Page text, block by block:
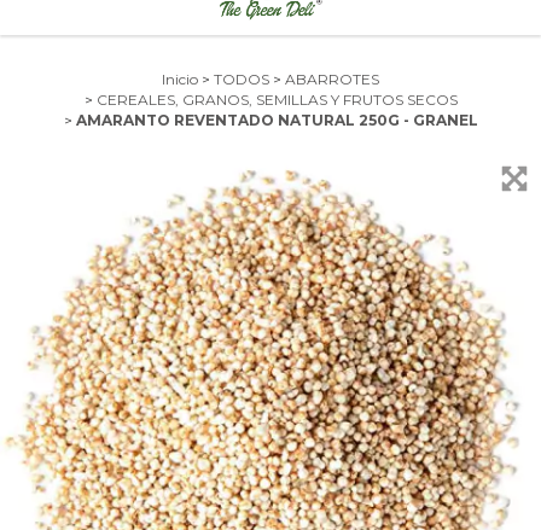
Inicio > TODOS > ABARROTES
> CEREALES, GRANOS, SEMILLAS Y FRUTOS SECOS
> AMARANTO REVENTADO NATURAL 250G - GRANEL